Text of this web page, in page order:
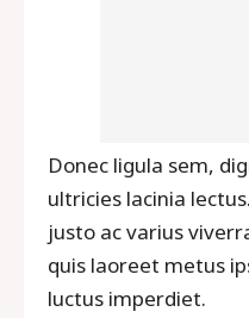
Donec ligula sem,
ultricies lacinia
justo ac varius
quis laoreet metus
luctus imperdiet.